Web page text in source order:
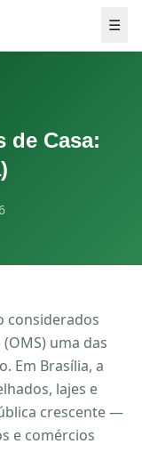
☰
de Casa:
considerados
uma das
Em Brasília, a
lajes e
crescente —
e comércios